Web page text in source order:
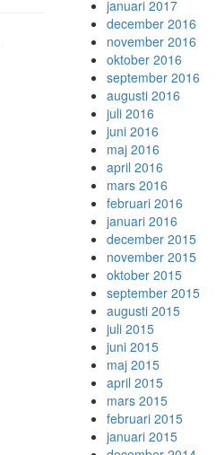
januari 2017
december 2016
november 2016
oktober 2016
september 2016
augusti 2016
juli 2016
juni 2016
maj 2016
april 2016
mars 2016
februari 2016
januari 2016
december 2015
november 2015
oktober 2015
september 2015
augusti 2015
juli 2015
juni 2015
maj 2015
april 2015
mars 2015
februari 2015
januari 2015